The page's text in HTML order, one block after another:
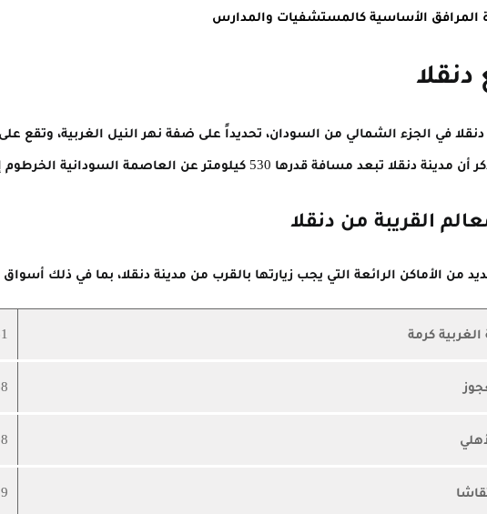
المرافق الأساسية كالمستشفيات والمدارس
تبعد مسافة قدرها 530 كيلومتر عن العاصمة السودانية الخرطوم إلى الجهة الشمالية.
القريبة من دنقلا
من الأماكن الرائعة التي يجب زيارتها بالقرب من مدينة دنقلا، بما في ذلك
الغربية كرمة